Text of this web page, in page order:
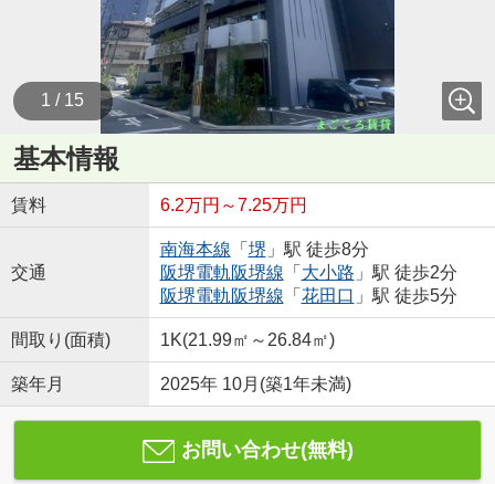
1 / 15
基本情報
賃料 6.2万円～7.25万円
交通
南海本線 「 堺 」駅 徒歩8分
阪堺電軌阪堺線 「 大小路 」駅 徒歩2分
阪堺電軌阪堺線 「 花田口 」駅 徒歩5分
間取り(面積) 1K(21.99㎡～26.84㎡)
築年月 2025年 10月(築1年未満)
お問い合わせ(無料)